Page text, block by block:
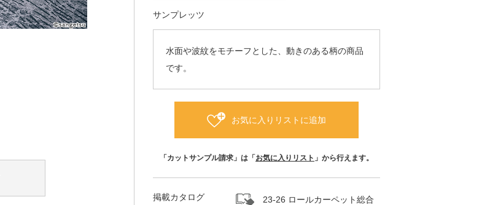
サンプレッツ
水面や波紋をモチーフとした、動きのある柄の商品
です。
お気に入りリストに追加
「カットサンプル請求」は「 お気に入りリスト 」から行えます。
掲載カタログ
23-26 ロールカーペット総合